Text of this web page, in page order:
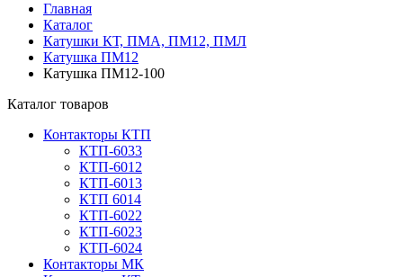
Главная
Каталог
Катушки КТ, ПМА, ПМ12, ПМЛ
Катушка ПМ12
Катушка ПМ12-100
Каталог товаров
Контакторы КТП
КТП-6033
КТП-6012
КТП-6013
КТП 6014
КТП-6022
КТП-6023
КТП-6024
Контакторы МК